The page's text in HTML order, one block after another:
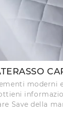
moderni
Save della